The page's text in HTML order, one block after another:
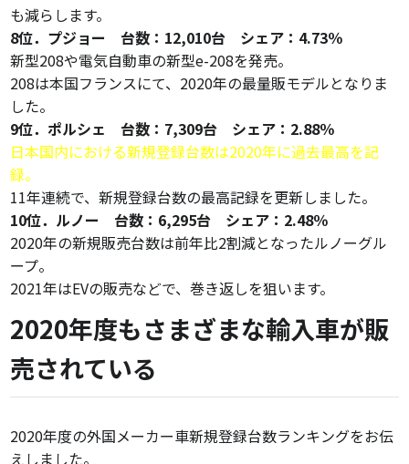
も減らします。
8位．プジョー 台数：12,010台 シェア：4.73％
新型208や電気自動車の新型e-208を発売。
208は本国フランスにて、2020年の最量販モデルとなりま
した。
9位．ポルシェ 台数：7,309台 シェア：2.88％
日本国内における新規登録台数は2020年に過去最高を記
録。
11年連続で、新規登録台数の最高記録を更新しました。
10位．ルノー 台数：6,295台 シェア：2.48％
2020年の新規販売台数は前年比2割減となったルノーグル
ープ。
2021年はEVの販売などで、巻き返しを狙います。
2020年度もさまざまな輸入車が販
売されている
2020年度の外国メーカー車新規登録台数ランキングをお伝
えしました。